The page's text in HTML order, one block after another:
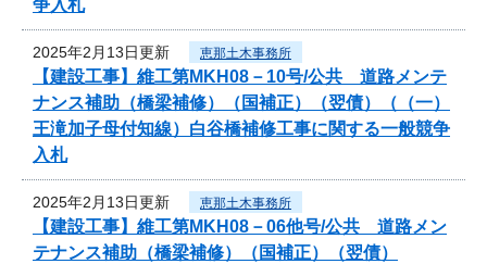
争入札
2025年2月13日更新 恵那土木事務所
【建設工事】維工第MKH08－10号/公共 道路メンテ
ナンス補助（橋梁補修）（国補正）（翌債）（（一）
王滝加子母付知線）白谷橋補修工事に関する一般競争
入札
2025年2月13日更新 恵那土木事務所
【建設工事】維工第MKH08－06他号/公共 道路メン
テナンス補助（橋梁補修）（国補正）（翌債）